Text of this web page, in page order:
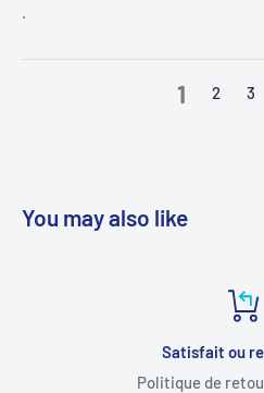
.
1 2 3
You may also like
Satisfait ou
Politique de